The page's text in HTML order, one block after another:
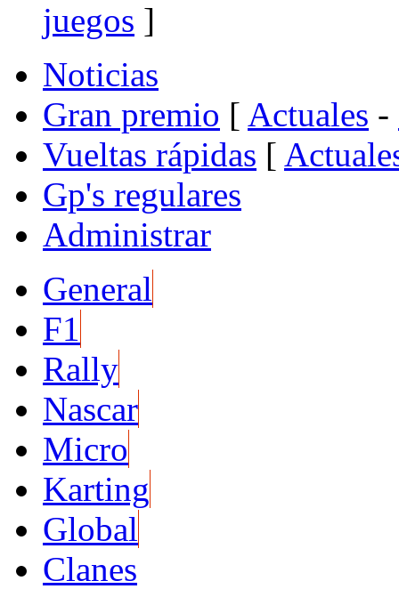
juegos ]
Noticias
Gran premio [ Actuales -
Vueltas rápidas [
Gp's regulares
Administrar
General
F1
Rally
Nascar
Micro
Karting
Global
Clanes